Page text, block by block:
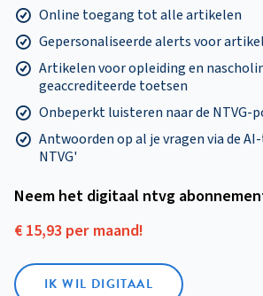
Online toegang tot alle artikelen
Gepersonaliseerde alerts voor
Artikelen voor opleiding en
geaccrediteerde toetsen
Onbeperkt luisteren naar de NTVG-
Antwoorden op al je vragen via de
NTVG'
Neem het digitaal ntvg
€ 15,93 per maand!
IK WIL DIGITAAL